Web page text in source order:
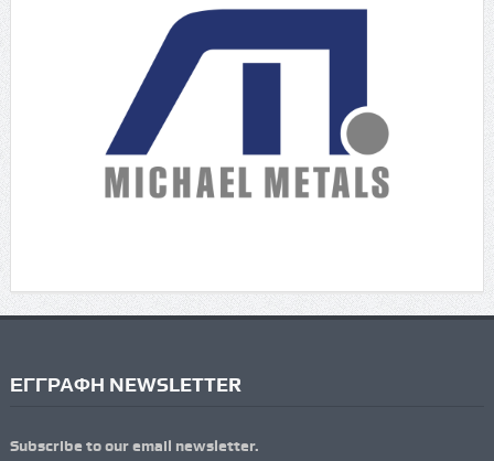
ΕΓΓΡΑΦΗ NEWSLETTER
Subscribe to our email newsletter.